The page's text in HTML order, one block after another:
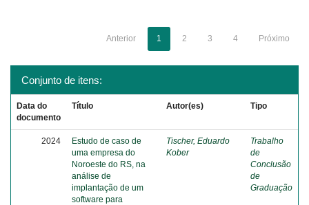
Anterior 1 2 3 4 Próximo
Conjunto de itens:
Data do
documento
Título Autor(es) Tipo
2024
Estudo de caso de
uma empresa do
Noroeste do RS, na
análise de
implantação de um
software para
Tischer, Eduardo
Kober
Trabalho
de
Conclusão
de
Graduação